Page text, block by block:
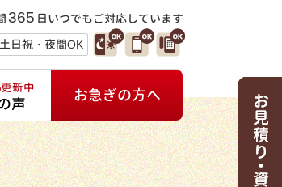
365 日いつでもご対応しています
土日祝・夜間OK
新中
声 お急ぎの方へ